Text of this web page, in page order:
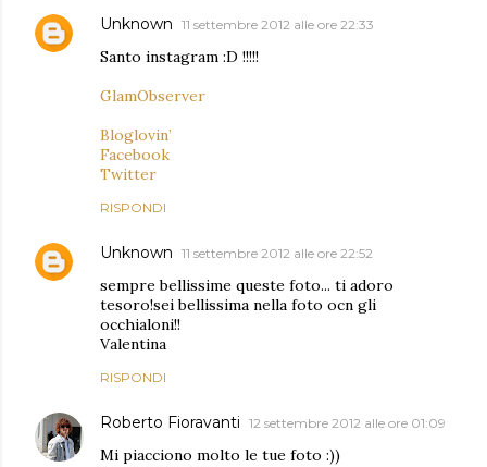
Unknown 11 settembre 2012 alle ore 22:33
Santo instagram :D !!!!!
GlamObserver
Bloglovin’
Facebook
Twitter
RISPONDI
Unknown 11 settembre 2012 alle ore 22:52
sempre bellissime queste foto... ti adoro
tesoro!sei bellissima nella foto ocn gli
occhialoni!!
Valentina
RISPONDI
Roberto Fioravanti 12 settembre 2012 alle ore 01:09
Mi piacciono molto le tue foto :))